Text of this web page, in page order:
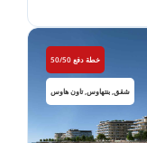
خطة دفع 50/50
شقق, بنتهاوس, تاون هاوس